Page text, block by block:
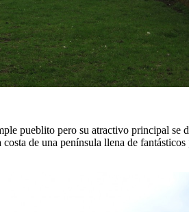
pueblito pero su atractivo principal se
de una península llena de